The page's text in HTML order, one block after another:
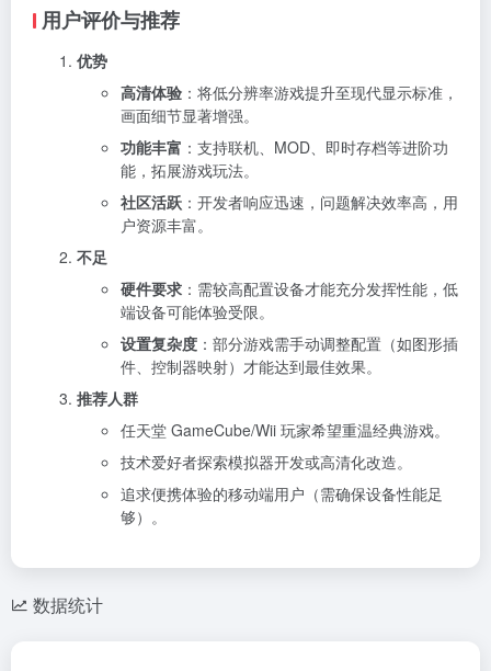
用户评价与推荐
优势
高清体验 ：将低分辨率游戏提升至现代显示标准，
画面细节显著增强。
功能丰富 ：支持联机、MOD、即时存档等进阶功
能，拓展游戏玩法。
社区活跃 ：开发者响应迅速，问题解决效率高，用
户资源丰富。
不足
硬件要求 ：需较高配置设备才能充分发挥性能，低
端设备可能体验受限。
设置复杂度 ：部分游戏需手动调整配置（如图形插
件、控制器映射）才能达到最佳效果。
推荐人群
任天堂 GameCube/Wii 玩家希望重温经典游戏。
技术爱好者探索模拟器开发或高清化改造。
追求便携体验的移动端用户（需确保设备性能足
够）。
数据统计